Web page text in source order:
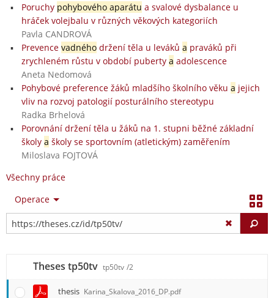
Poruchy pohybového aparátu a svalové dysbalance u
hráček volejbalu v různých věkových kategoriích
Pavla CANDROVÁ
Prevence vadnéhodržení těla u leváků a praváků při
zrychleném růstu v období puberty a adolescence
Aneta Nedomová
Pohybové preference žáků mladšího školního věku a jejich
vliv na rozvoj patologií posturálního stereotypu
Radka Brhelová
Porovnání držení těla u žáků na 1. stupni běžné základní
školy a školy se sportovním (atletickým) zaměřením
Miloslava FOJTOVÁ
Všechny práce
Operace
Theses tp50tv tp50tv /2
thesis Karina_Skalova_2016_DP.pdf